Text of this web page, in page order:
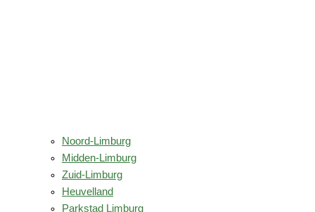
Noord-Limburg
Midden-Limburg
Zuid-Limburg
Heuvelland
Parkstad Limburg